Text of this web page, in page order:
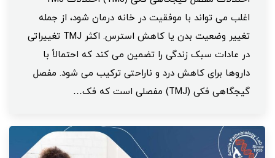
اغلب می تواند با موفقیت در خانه درمان شود، از جمله
تغییر وضعیت بدن یا کاهش استرس. اکثر TMJ تغییراتی
در عادات سبک زندگی را تضمین می کند که احتمالاً با
داروها برای کاهش درد و ناراحتی ترکیب می شود. مفصل
گیجگاهی فکی (TMJ) مفصلی است که فک…